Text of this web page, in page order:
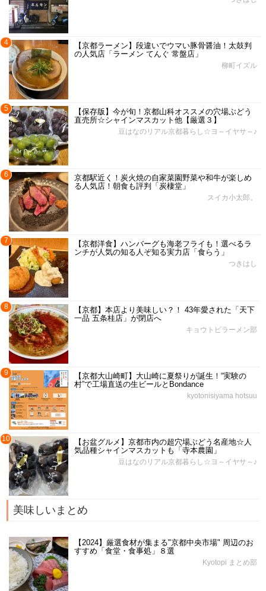
4
【京都ラーメン】段違いでウマい豚骨醤油！太鼓判
の人気店「ラーメン てんぐ 常盤店」
柳町イズル
5
【保存版】今が旬！京都山科オススメの穴場ぶどう
直売所☆シャインマスカット他【厳選３】
豆はなのリアル京都暮らし☆ヨ～イヤサ～♪
6
京都駅近く！炭火焼の自家菜園野菜や和牛が楽しめ
る人気店！朝食も評判「炭棲堂」
スイカ小太郎。
7
【京都洋食】ハンバーグも海老フライも！選べるラ
ンチが人気の知る人ぞ知る実力店「食らう」
つきはし
8
【京都】本店より美味しい？！ 43年愛された「天下
一品 五条桂店」が閉店へ
キョウトピラーメン部
9
【京都大山崎町】大山崎に夏祭りが誕生！“実験の
村”で工場直送の生ビールとBondance
kyotonisiyama hotsuu
10
【お盆グルメ】京都市内の超穴場ぶどう名産地☆人
気品種シャインマスカットも「寺本農園」
豆はなのリアル京都暮らし☆ヨ～イヤサ～♪
美味しいまとめ
【2024】厳選食材が集まる"京都中央市場" 周辺のお
すすめ「食堂・食事処」８選
Kyotopi まとめ部